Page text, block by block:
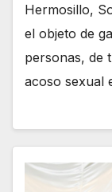
Hermosillo,
el objeto de
personas, de
acoso sexual